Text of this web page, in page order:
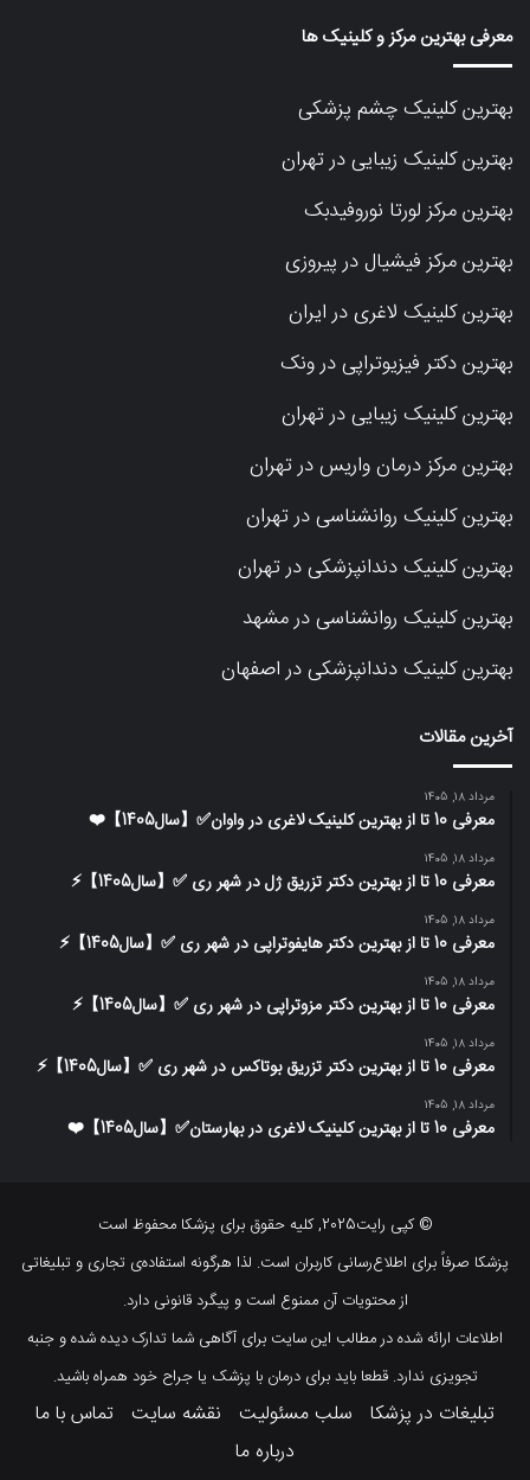
معرفی بهترین مرکز و کلینیک ها
بهترین کلینیک چشم پزشکی
بهترین کلینیک زیبایی در تهران
بهترین مرکز لورتا نوروفیدبک
بهترین مرکز فیشیال در پیروزی
بهترین کلینیک لاغری در ایران
بهترین دکتر فیزیوتراپی در ونک
بهترین کلینیک زیبایی در تهران
بهترین مرکز درمان واریس در تهران
بهترین کلینیک روانشناسی در تهران
بهترین کلینیک دندانپزشکی در تهران
بهترین کلینیک روانشناسی در مشهد
بهترین کلینیک دندانپزشکی در اصفهان
آخرین مقالات
مرداد 18, 1405
معرفی 10 تا از بهترین کلینیک لاغری در واوان✅【سال1405】❤️
مرداد 18, 1405
معرفی 10 تا از بهترین دکتر تزریق ژل در شهر ری ✅【سال1405】⚡️
مرداد 18, 1405
معرفی 10 تا از بهترین دکتر هایفوتراپی در شهر ری ✅【سال1405】⚡️
مرداد 18, 1405
معرفی 10 تا از بهترین دکتر مزوتراپی در شهر ری ✅【سال1405】⚡️
مرداد 18, 1405
معرفی 10 تا از بهترین دکتر تزریق بوتاکس در شهر ری ✅【سال1405】⚡️
مرداد 18, 1405
معرفی 10 تا از بهترین کلینیک لاغری در بهارستان✅【سال1405】❤️
© کپی رایت2025, کلیه حقوق برای پزشکا محفوظ است
پزشکا صرفاً برای اطلاع‌رسانی کاربران است. لذا هرگونه استفاده‌ی تجاری و تبلیغاتی
از محتویات آن ممنوع است و پیگرد قانونی دارد.
اطلاعات ارائه شده در مطالب این سایت برای آگاهی شما تدارک دیده شده و جنبه
تجویزی ندارد. قطعا باید برای درمان با پزشک یا جراح خود همراه باشید.
تبلیغات در پزشکا سلب مسئولیت نقشه سایت تماس با ما
درباره ما